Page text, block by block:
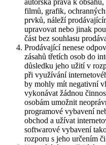
filmů, grafik, ochranných
prvků, náleží
upravovat nebo jinak
část bez souhlasu
Prodávající nenese
zásahů třetích osob do
důsledku jeho užití v
při využívání
by mohly mít negativní
vykonávat žádnou
osobám umožnit
programové vybavení
obchod a užívat
softwarové vybavení
rozporu s jeho určením